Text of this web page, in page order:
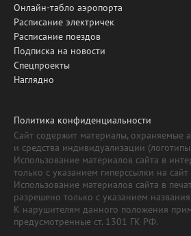
Онлайн-табло аэропорта
Расписание электричек
Расписание поездов
Подписка на новости
Спецпроекты
Наглядно
Политика конфиденциальности
Сайт содержит материалы, охраняемые
и средства индивидуализации
Использование материалов сайта в
только с указанием гиперссылки на
Использование материалов сайта в
разрешено только с указанием
К нарушителям данного положения
предусмотренные ст. 1301 ГК РФ.